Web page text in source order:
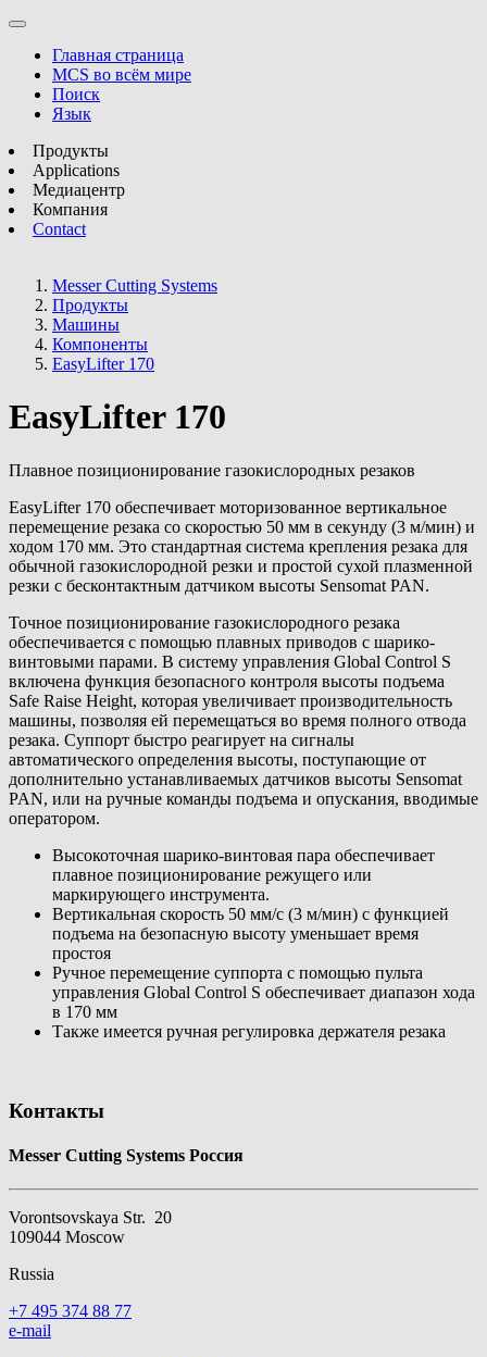
Главная страница
MCS во всём мире
Поиск
Язык
Продукты
Applications
Медиацентр
Компания
Contact
Messer Cutting Systems
Продукты
Машины
Компоненты
EasyLifter 170
EasyLifter 170
Плавное позиционирование газокислородных резаков
EasyLifter 170 обеспечивает моторизованное вертикальное
перемещение резака со скоростью 50 мм в секунду (3 м/мин) и
ходом 170 мм. Это стандартная система крепления резака для
обычной газокислородной резки и простой сухой плазменной
резки с бесконтактным датчиком высоты Sensomat PAN.
Точное позиционирование газокислородного резака
обеспечивается с помощью плавных приводов с шарико-
винтовыми парами. В систему управления Global Control S
включена функция безопасного контроля высоты подъема
Safe Raise Height, которая увеличивает производительность
машины, позволяя ей перемещаться во время полного отвода
резака. Суппорт быстро реагирует на сигналы
автоматического определения высоты, поступающие от
дополнительно устанавливаемых датчиков высоты Sensomat
PAN, или на ручные команды подъема и опускания, вводимые
оператором.
Высокоточная шарико-винтовая пара обеспечивает
плавное позиционирование режущего или
маркирующего инструмента.
Вертикальная скорость 50 мм/с (3 м/мин) с функцией
подъема на безопасную высоту уменьшает время
простоя
Ручное перемещение суппорта с помощью пульта
управления Global Control S обеспечивает диапазон хода
в 170 мм
Также имеется ручная регулировка держателя резака
Контакты
Messer Cutting Systems Россия
Vorontsovskaya Str. 20
109044 Moscow
Russia
+7 495 374 88 77
e-mail